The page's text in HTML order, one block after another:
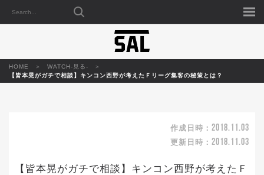
HOME
WATCH-見る-
【皆本晃がガチで相談】キンコン西野が考えたＦリーグ集客の秘策とは？
作成日時： 2018.11.03
更新日時： 2018.11.03
【皆本晃がガチで相談】キンコン西野が考えたＦ